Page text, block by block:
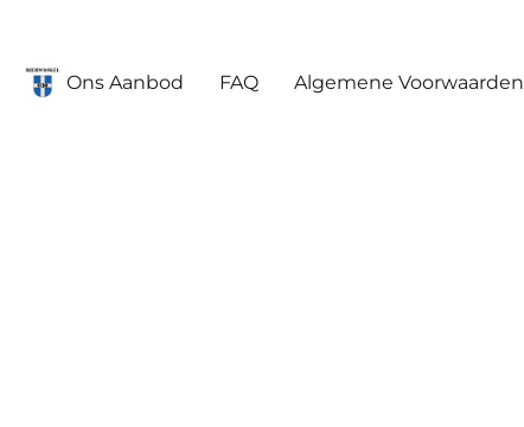
Ons Aanbod FAQ Algemene Voorwaarden